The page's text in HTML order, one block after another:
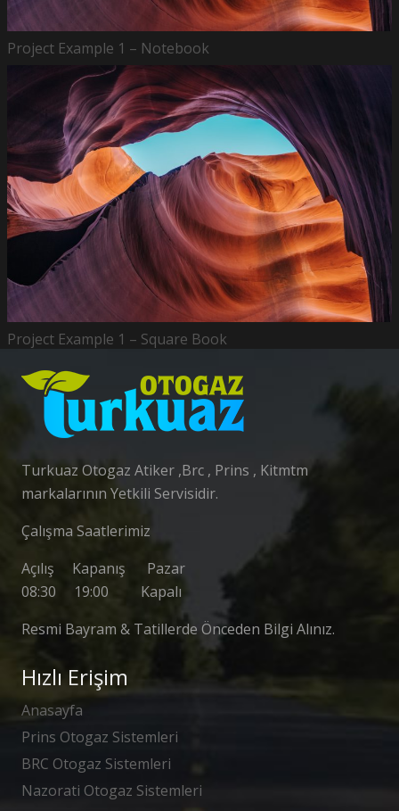
Project Example 1 – Notebook
Project Example 1 – Square Book
Turkuaz Otogaz Atiker ,Brc , Prins , Kitmtm
markalarının Yetkili Servisidir.
Çalışma Saatlerimiz
Açılış Kapanış Pazar
08:30 19:00 Kapalı
Resmi Bayram & Tatillerde Önceden Bilgi Alınız.
Hızlı Erişim
Anasayfa
Prins Otogaz Sistemleri
BRC Otogaz Sistemleri
Nazorati Otogaz Sistemleri